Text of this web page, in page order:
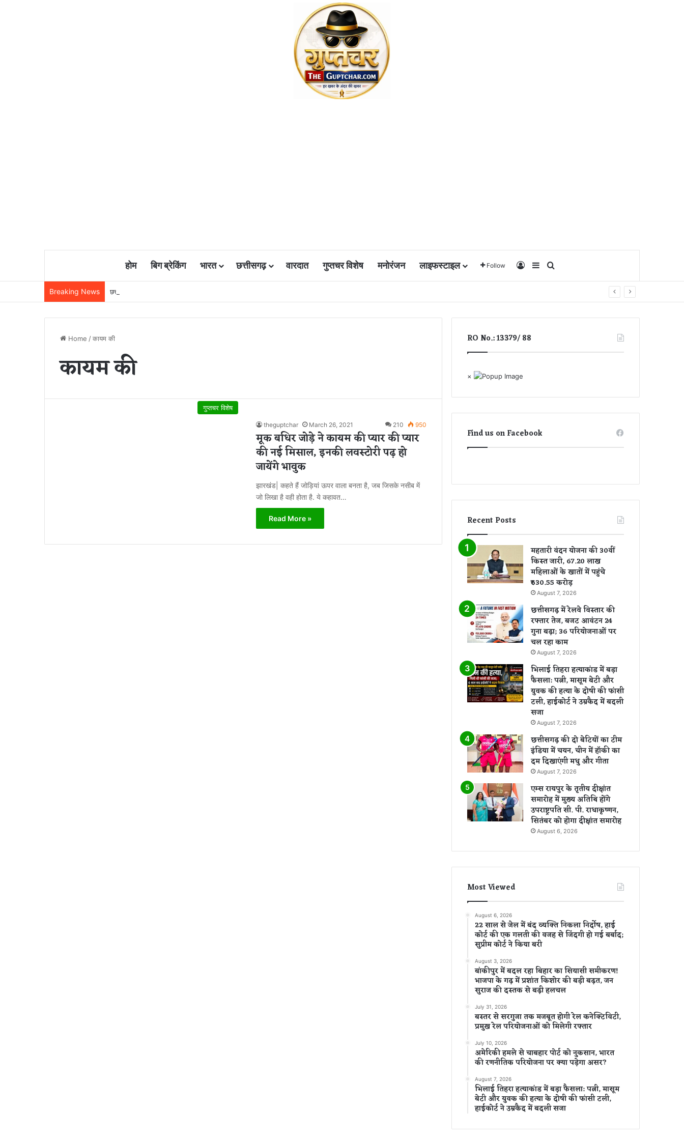
होम बिग ब्रेकिंग भारत छत्तीसगढ़ वारदात गुप्तचर विशेष मनोरंजन लाइफस्टाइल Follow Log InSidebar
Breaking News छत्तीसगढ़ में रेलवे विस्तार की रफ्तार तेज, बजट आवंटन 24 गुना बढ़ा; 36 परियोजनाओं पर चल रहा काम
Home /कायम की
कायम की
गुप्तचर विशेष
theguptchar March 26, 2021 210 950
मूक बधिर जोड़े ने कायम की प्यार की प्यार
की नई मिसाल, इनकी लवस्टोरी पढ़ हो
जायेंगे भावुक
झारखंड| कहते हैं जोड़ियां ऊपर वाला बनता है, जब जिसके नसीब में
जो लिखा है वही होता है. ये कहावत…
Read More »
RO No.: 13379/ 88
×
Find us on Facebook
Recent Posts
महतारी वंदन योजना की 30वीं
किस्त जारी, 67.20 लाख
महिलाओं के खातों में पहुंचे
₹630.55 करोड़
August 7, 2026
छत्तीसगढ़ में रेलवे विस्तार की
रफ्तार तेज, बजट आवंटन 24
गुना बढ़ा; 36 परियोजनाओं पर
चल रहा काम
August 7, 2026
भिलाई तिहरा हत्याकांड में बड़ा
फैसला: पत्नी, मासूम बेटी और
युवक की हत्या के दोषी की फांसी
टली, हाईकोर्ट ने उम्रकैद में बदली
सजा
August 7, 2026
छत्तीसगढ़ की दो बेटियों का टीम
इंडिया में चयन, चीन में हॉकी का
दम दिखाएंगी मधु और गीता
August 7, 2026
एम्स रायपुर के तृतीय दीक्षांत
समारोह में मुख्य अतिथि होंगे
उपराष्ट्रपति सी. पी. राधाकृष्णन,
सितंबर को होगा दीक्षांत समारोह
August 6, 2026
Most Viewed
August 6, 2026
22 साल से जेल में बंद व्यक्ति निकला निर्दोष, हाई
कोर्ट की एक गलती की वजह से जिंदगी हो गई बर्बाद;
सुप्रीम कोर्ट ने किया बरी
August 3, 2026
बांकीपुर में बदल रहा बिहार का सियासी समीकरण!
भाजपा के गढ़ में प्रशांत किशोर की बड़ी बढ़त, जन
सुराज की दस्तक से बढ़ी हलचल
July 31, 2026
बस्तर से सरगुजा तक मजबूत होगी रेल कनेक्टिविटी,
प्रमुख रेल परियोजनाओं को मिलेगी रफ्तार
July 10, 2026
अमेरिकी हमले से चाबहार पोर्ट को नुकसान, भारत
की रणनीतिक परियोजना पर क्या पड़ेगा असर?
August 7, 2026
भिलाई तिहरा हत्याकांड में बड़ा फैसला: पत्नी, मासूम
बेटी और युवक की हत्या के दोषी की फांसी टली,
हाईकोर्ट ने उम्रकैद में बदली सजा